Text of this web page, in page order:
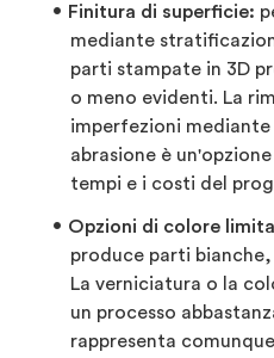
Finitura di superficie:
mediante
parti stampate in 3D
o meno evidenti. La
imperfezioni mediante
abrasione è
tempi e i costi del
Opzioni di colore
produce parti
La verniciatura o la
un processo
rappresenta